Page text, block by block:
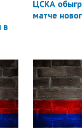
в
ЦСКА
матче